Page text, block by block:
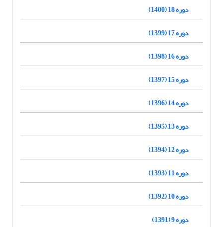
دوره 18 (1400)
دوره 17 (1399)
دوره 16 (1398)
دوره 15 (1397)
دوره 14 (1396)
دوره 13 (1395)
دوره 12 (1394)
دوره 11 (1393)
دوره 10 (1392)
دوره 9 (1391)